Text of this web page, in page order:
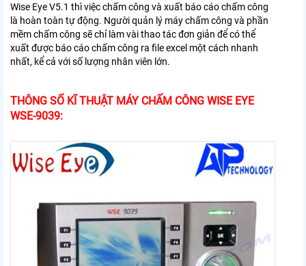
Wise Eye V5.1 thì việc chấm công và xuất báo cáo chấm công
là hoàn toàn tự động. Người quản lý máy chấm công và phần
mềm chấm công sẽ chỉ làm vài thao tác đơn giản để có thể
xuất được báo cáo chấm công ra file excel một cách nhanh
nhất, kể cả với số lượng nhân viên lớn.
THÔNG SỐ KĨ THUẬT MÁY CHẤM CÔNG WISE EYE
WSE-9039: